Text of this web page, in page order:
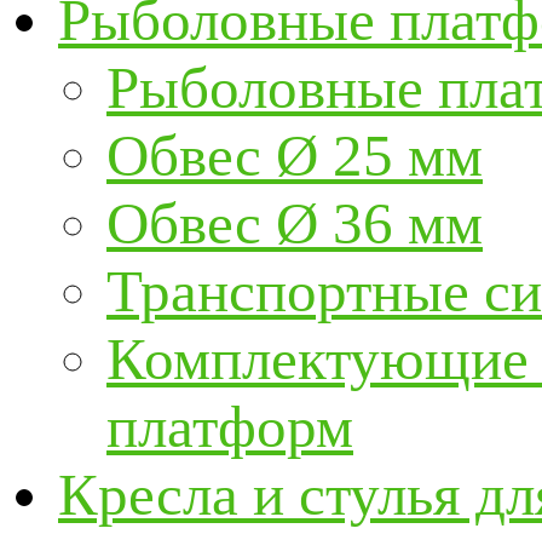
Рыболовные
Рыболовные
Обвес Ø 25 мм
Обвес Ø 36 мм
Транспортные
Комплектующие
платформ
Кресла и стулья